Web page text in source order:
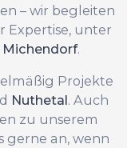
– wir begleiten
Expertise, unter
Michendorf.
Projekte
Nuthetal. Auch
zu unserem
gerne an, wenn